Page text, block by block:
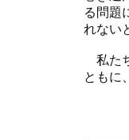
る問題
れない
私た
ともに